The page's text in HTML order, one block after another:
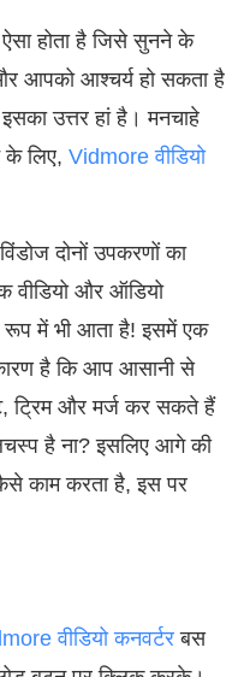
होता है जिसे सुनने के
आपको आश्चर्य हो सकता है
उत्तर हां है। मनचाहे
के लिए, Vidmore वीडियो
दोनों उपकरणों का
और ऑडियो
रूप में भी आता है! इसमें एक
है कि आप आसानी से
ट्रिम और मर्ज कर सकते हैं
है ना? इसलिए आगे की
काम करता है, इस पर
वीडियो कनवर्टर बस